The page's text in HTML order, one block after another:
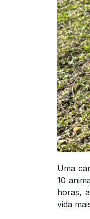
Uma
10
horas,
vida